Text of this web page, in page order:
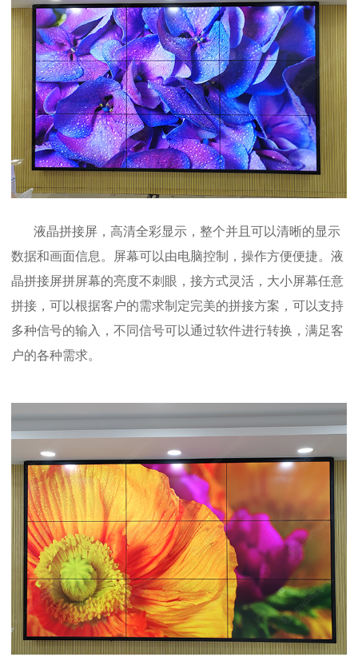
液晶拼接屏，高清全彩显示，整个并且可以清晰的显示
数据和画面信息。屏幕可以由电脑控制，操作方便便捷。液
晶拼接屏拼屏幕的亮度不刺眼，接方式灵活，大小屏幕任意
拼接，可以根据客户的需求制定完美的拼接方案，可以支持
多种信号的输入，不同信号可以通过软件进行转换，满足客
户的各种需求。